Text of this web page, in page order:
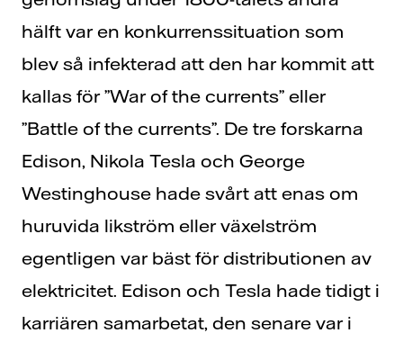
hälft var en konkurrenssituation som
blev så infekterad att den har kommit att
kallas för ”War of the currents” eller
”Battle of the currents”. De tre forskarna
Edison, Nikola Tesla och George
Westinghouse hade svårt att enas om
huruvida likström eller växelström
egentligen var bäst för distributionen av
elektricitet. Edison och Tesla hade tidigt i
karriären samarbetat, den senare var i